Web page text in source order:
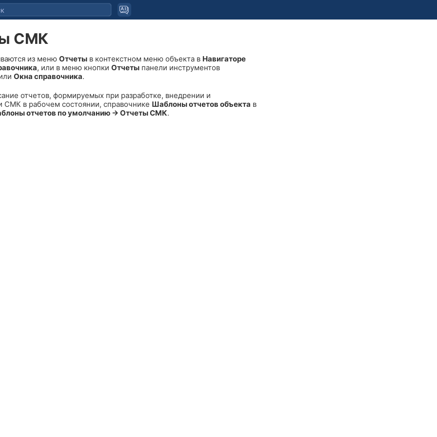
СМК
из меню Отчеты в контекстном меню объекта в Навигаторе
, или в меню кнопки Отчеты панели инструментов
Окна справочника.
отчетов, формируемых при разработке, внедрении и
СМК в рабочем состоянии, справочнике Шаблоны отчетов объекта в
отчетов по умолчанию → Отчеты СМК.